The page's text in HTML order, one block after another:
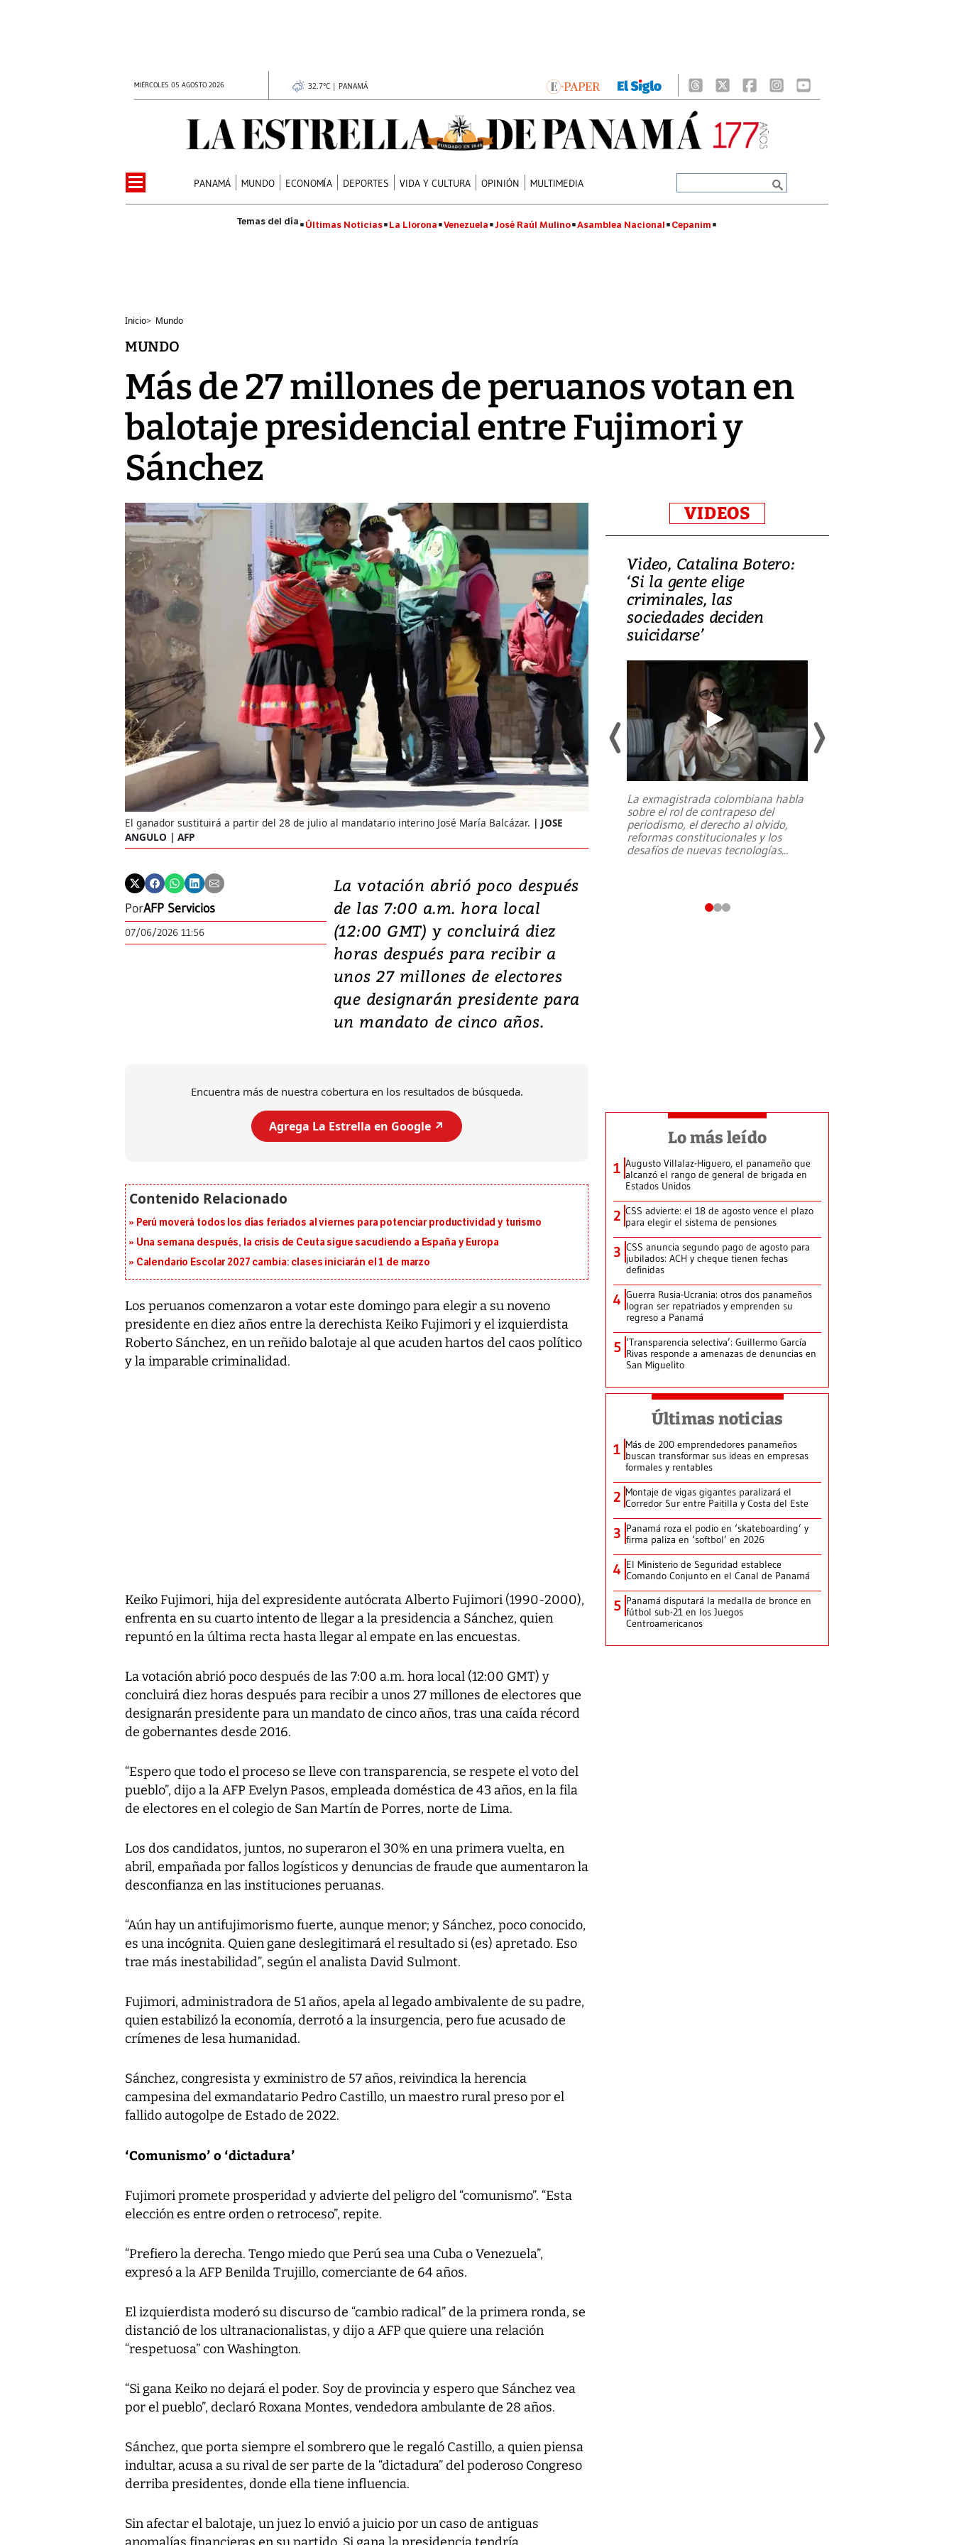
MIÉRCOLES 05 AGOSTO 2026 32.7°C | PANAMÁ
PANAMÁ MUNDO ECONOMÍA DEPORTES VIDA Y CULTURA OPINIÓN MULTIMEDIA
Últimas Noticias La Llorona Venezuela José Raúl Mulino Asamblea Nacional Cepanim
Inicio> Mundo
MUNDO
Más de 27 millones de peruanos votan en
balotaje presidencial entre Fujimori y
Sánchez
El ganador sustituirá a partir del 28 de julio al mandatario interino José María Balcázar.
JOSE
ANGULO | AFP
PorAFP Servicios
07/06/2026 11:56
La votación abrió poco después
de las 7:00 a.m. hora local
(12:00 GMT) y concluirá diez
horas después para recibir a
unos 27 millones de electores
que designarán presidente para
un mandato de cinco años.
Encuentra más de nuestra cobertura en los resultados de búsqueda.
Agrega La Estrella en Google ↗️
Perú moverá todos los días feriados al viernes para potenciar productividad y turismo
Una semana después, la crisis de Ceuta sigue sacudiendo a España y Europa
Calendario Escolar 2027 cambia: clases iniciarán el 1 de marzo
Los peruanos comenzaron a votar este domingo para elegir a su noveno
presidente en diez años entre la derechista Keiko Fujimori y el izquierdista
Roberto Sánchez, en un reñido balotaje al que acuden hartos del caos político
y la imparable criminalidad.
Keiko Fujimori, hija del expresidente autócrata Alberto Fujimori (1990-2000),
enfrenta en su cuarto intento de llegar a la presidencia a Sánchez, quien
repuntó en la última recta hasta llegar al empate en las encuestas.
La votación abrió poco después de las 7:00 a.m. hora local (12:00 GMT) y
concluirá diez horas después para recibir a unos 27 millones de electores que
designarán presidente para un mandato de cinco años, tras una caída récord
de gobernantes desde 2016.
“Espero que todo el proceso se lleve con transparencia, se respete el voto del
pueblo”, dijo a la AFP Evelyn Pasos, empleada doméstica de 43 años, en la fila
de electores en el colegio de San Martín de Porres, norte de Lima.
Los dos candidatos, juntos, no superaron el 30% en una primera vuelta, en
abril, empañada por fallos logísticos y denuncias de fraude que aumentaron la
desconfianza en las instituciones peruanas.
“Aún hay un antifujimorismo fuerte, aunque menor; y Sánchez, poco conocido,
es una incógnita. Quien gane deslegitimará el resultado si (es) apretado. Eso
trae más inestabilidad”, según el analista David Sulmont.
Fujimori, administradora de 51 años, apela al legado ambivalente de su padre,
quien estabilizó la economía, derrotó a la insurgencia, pero fue acusado de
crímenes de lesa humanidad.
Sánchez, congresista y exministro de 57 años, reivindica la herencia
campesina del exmandatario Pedro Castillo, un maestro rural preso por el
fallido autogolpe de Estado de 2022.
‘Comunismo’ o ‘dictadura’
Fujimori promete prosperidad y advierte del peligro del “comunismo”. “Esta
elección es entre orden o retroceso”, repite.
“Prefiero la derecha. Tengo miedo que Perú sea una Cuba o Venezuela”,
expresó a la AFP Benilda Trujillo, comerciante de 64 años.
El izquierdista moderó su discurso de “cambio radical” de la primera ronda, se
distanció de los ultranacionalistas, y dijo a AFP que quiere una relación
“respetuosa” con Washington.
“Si gana Keiko no dejará el poder. Soy de provincia y espero que Sánchez vea
por el pueblo”, declaró Roxana Montes, vendedora ambulante de 28 años.
Sánchez, que porta siempre el sombrero que le regaló Castillo, a quien piensa
indultar, acusa a su rival de ser parte de la “dictadura” del poderoso Congreso
derriba presidentes, donde ella tiene influencia.
Sin afectar el balotaje, un juez lo envió a juicio por un caso de antiguas
VIDEOS
Video, Japón: Terremoto
deja heridos y graves
daños en Kumamoto
Un fuerte terremoto de magnitud
7,1 se registró este martes 28 de
julio en la prefectura de Kumamoto,
al sur de Japón, provocando una
emergencia de gran
Video, Catalina Botero:
‘Si la gente elige
criminales, las
sociedades deciden
suicidarse’
La exmagistrada colombiana habla
sobre el rol de contrapeso del
periodismo, el derecho al olvido,
reformas constitucionales y los
desafíos de nuevas tecnologías...
Lo más leído
1 Augusto Villalaz-Higuero, el panameño que
alcanzó el rango de general de brigada en
Estados Unidos
2 CSS advierte: el 18 de agosto vence el plazo
para elegir el sistema de pensiones
3 CSS anuncia segundo pago de agosto para
jubilados: ACH y cheque tienen fechas
definidas
4 Guerra Rusia-Ucrania: otros dos panameños
logran ser repatriados y emprenden su
regreso a Panamá
5 ‘Transparencia selectiva’: Guillermo García
Rivas responde a amenazas de denuncias en
San Miguelito
Últimas noticias
1 Más de 200 emprendedores panameños
buscan transformar sus ideas en empresas
formales y rentables
2 Montaje de vigas gigantes paralizará el
Corredor Sur entre Paitilla y Costa del Este
3 Panamá roza el podio en ‘skateboarding’ y
firma paliza en ‘softbol’ en 2026
4 El Ministerio de Seguridad establece
Comando Conjunto en el Canal de Panamá
5 Panamá disputará la medalla de bronce en
fútbol sub-21 en los Juegos
Centroamericanos